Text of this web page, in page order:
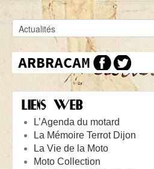
LIENS WEB
L’Agenda du motard
La Mémoire Terrot Dijon
La Vie de la Moto
Moto Collection